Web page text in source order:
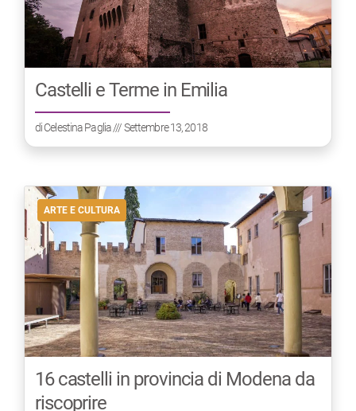
Castelli e Terme in Emilia
diCelestina Paglia/// Settembre 13, 2018
ARTE E CULTURA
16 castelli in provincia di Modena da
riscoprire